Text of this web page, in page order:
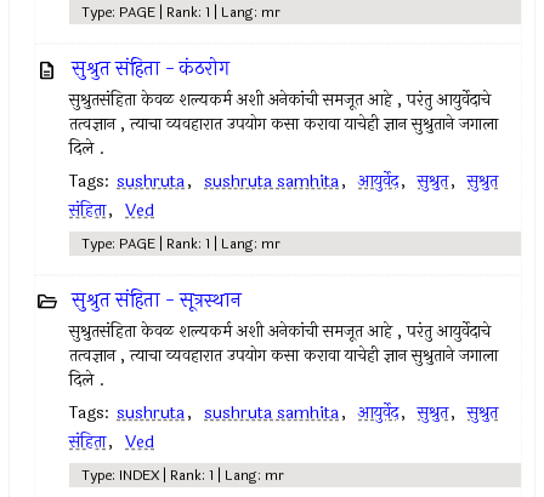
Type: PAGE | Rank: 1 | Lang: mr
सुश्रुत संहिता - कंठरोग
सुश्रुतसंहिता केवळ शल्यकर्म अशी अनेकांची समजूत आहे , परंतु आयुर्वेदाचे
तत्वज्ञान , त्याचा व्यवहारात उपयोग कसा करावा याचेही ज्ञान सुश्रुताने जगाला
दिले .
Tags: sushruta, sushruta samhita, आयुर्वेद, सुश्रुत, सुश्रुत
संहिता, Ved
Type: PAGE | Rank: 1 | Lang: mr
सुश्रुत संहिता - सूत्रस्थान
सुश्रुतसंहिता केवळ शल्यकर्म अशी अनेकांची समजूत आहे , परंतु आयुर्वेदाचे
तत्वज्ञान , त्याचा व्यवहारात उपयोग कसा करावा याचेही ज्ञान सुश्रुताने जगाला
दिले .
Tags: sushruta, sushruta samhita, आयुर्वेद, सुश्रुत, सुश्रुत
संहिता, Ved
Type: INDEX | Rank: 1 | Lang: mr